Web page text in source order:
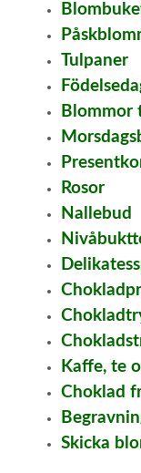
Tulpaner
Blommor
Rosor
Nallebud
Kaffe, te
Choklad
Skicka